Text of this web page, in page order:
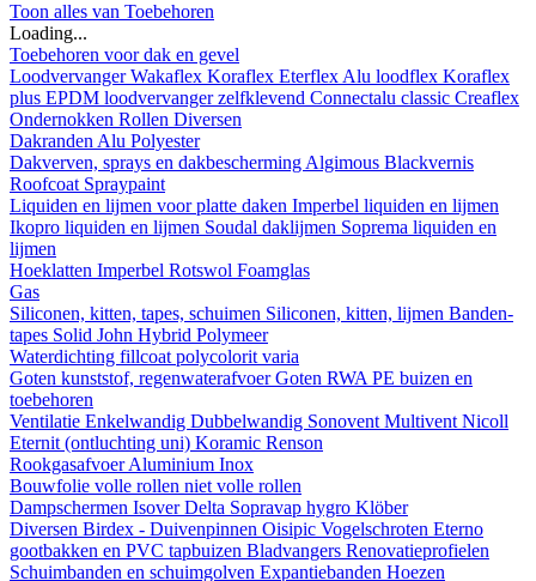
Toon alles van Toebehoren
Loading...
Toebehoren voor dak en gevel
LoodvervangerWakaflex Koraflex Eterflex Alu loodflex Koraflex
plus EPDM loodvervanger zelfklevend Connectalu classic Creaflex
Ondernokken Rollen Diversen
Dakranden Alu Polyester
Dakverven, sprays en dakbescherming Algimous Blackvernis
Roofcoat Spraypaint
Liquiden en lijmen voor platte daken Imperbel liquiden en lijmen
Ikopro liquiden en lijmen Soudal daklijmen Soprema liquiden en
lijmen
Hoeklatten Imperbel Rotswol Foamglas
Gas
Siliconen, kitten, tapes, schuimen Siliconen, kitten, lijmen Banden-
tapes Solid John Hybrid Polymeer
Waterdichting fillcoat polycolorit varia
Goten kunststof, regenwaterafvoerGoten RWA PE buizen en
toebehoren
Ventilatie Enkelwandig Dubbelwandig Sonovent Multivent Nicoll
Eternit (ontluchting uni) Koramic Renson
RookgasafvoerAluminium Inox
Bouwfolie volle rollen niet volle rollen
Dampschermen IsoverDelta Sopravap hygro Klöber
Diversen Birdex - Duivenpinnen Oisipic Vogelschroten Eterno
gootbakken en PVC tapbuizen Bladvangers Renovatieprofielen
Schuimbanden en schuimgolven Expantiebanden Hoezen